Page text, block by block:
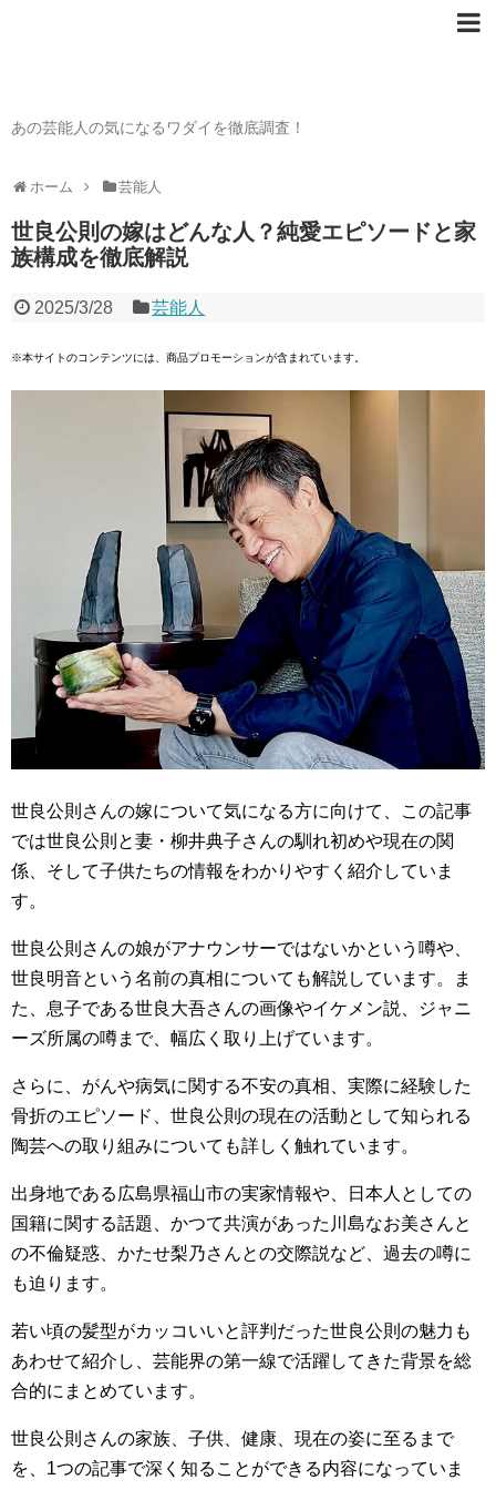
あの芸能人の気になるワダイを徹底調査！
ホーム 芸能人
世良公則の嫁はどんな人？純愛エピソードと家
族構成を徹底解説
2025/3/28 芸能人
※本サイトのコンテンツには、商品プロモーションが含まれています。
世良公則さんの嫁について気になる方に向けて、この記事
では世良公則と妻・柳井典子さんの馴れ初めや現在の関
係、そして子供たちの情報をわかりやすく紹介していま
す。
世良公則さんの娘がアナウンサーではないかという噂や、
世良明音という名前の真相についても解説しています。ま
た、息子である世良大吾さんの画像やイケメン説、ジャニ
ーズ所属の噂まで、幅広く取り上げています。
さらに、がんや病気に関する不安の真相、実際に経験した
骨折のエピソード、世良公則の現在の活動として知られる
陶芸への取り組みについても詳しく触れています。
出身地である広島県福山市の実家情報や、日本人としての
国籍に関する話題、かつて共演があった川島なお美さんと
の不倫疑惑、かたせ梨乃さんとの交際説など、過去の噂に
も迫ります。
若い頃の髪型がカッコいいと評判だった世良公則の魅力も
あわせて紹介し、芸能界の第一線で活躍してきた背景を総
合的にまとめています。
世良公則さんの家族、子供、健康、現在の姿に至るまで
を、1つの記事で深く知ることができる内容になっていま